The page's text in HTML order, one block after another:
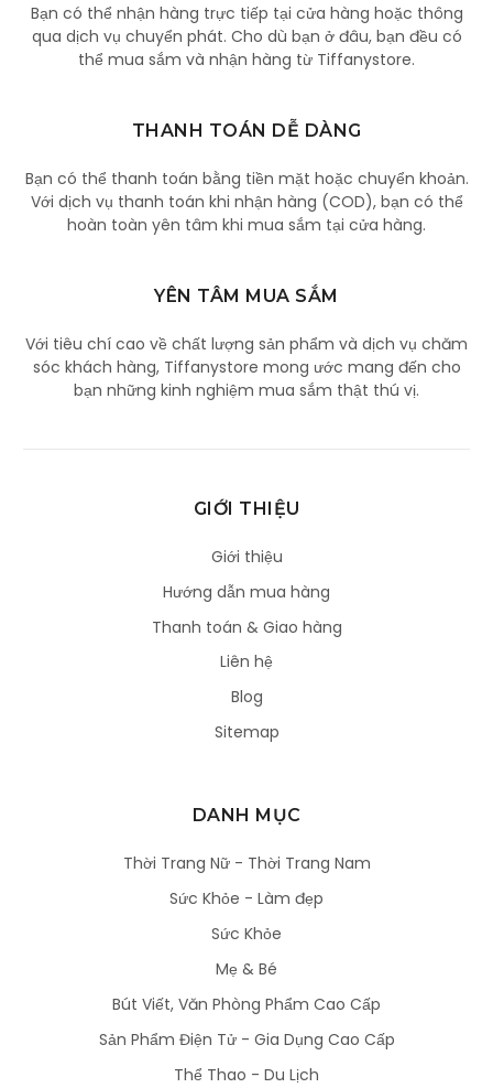
Bạn có thể nhận hàng trực tiếp tại cửa hàng hoặc thông
qua dịch vụ chuyển phát. Cho dù bạn ở đâu, bạn đều có
thể mua sắm và nhận hàng từ Tiffanystore.
THANH TOÁN DỄ DÀNG
Bạn có thể thanh toán bằng tiền mặt hoặc chuyển khoản.
Với dịch vụ thanh toán khi nhận hàng (COD), bạn có thể
hoàn toàn yên tâm khi mua sắm tại cửa hàng.
YÊN TÂM MUA SẮM
Với tiêu chí cao về chất lượng sản phẩm và dịch vụ chăm
sóc khách hàng, Tiffanystore mong ước mang đến cho
bạn những kinh nghiệm mua sắm thật thú vị.
GIỚI THIỆU
Giới thiệu
Hướng dẫn mua hàng
Thanh toán & Giao hàng
Liên hệ
Blog
Sitemap
DANH MỤC
Thời Trang Nữ - Thời Trang Nam
Sức Khỏe - Làm đẹp
Sức Khỏe
Mẹ & Bé
Bút Viết, Văn Phòng Phẩm Cao Cấp
Sản Phẩm Điện Tử - Gia Dụng Cao Cấp
Thể Thao - Du Lịch